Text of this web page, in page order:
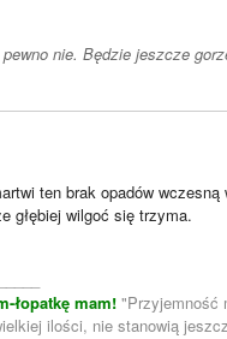
pewno nie. Będzie jeszcze
ten brak opadów
głębiej wilgoć się trzyma.
łopatkę mam! "Przyjemność
ilości, nie stanowią